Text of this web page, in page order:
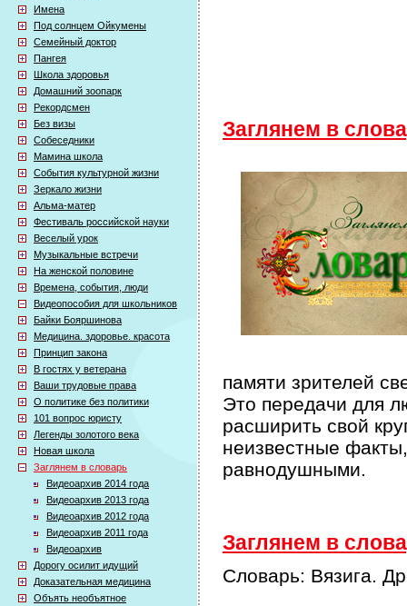
Имена
Под солнцем Ойкумены
Семейный доктор
Пангея
Школа здоровья
Домашний зоопарк
Рекордсмен
Без визы
Собеседники
Мамина школа
События культурной жизни
Зеркало жизни
Альма-матер
Фестиваль российской науки
Веселый урок
Музыкальные встречи
На женской половине
Времена, события, люди
Видеопособия для школьников
Байки Бояршинова
Медицина. здоровье. красота
Принцип закона
В гостях у ветерана
Ваши трудовые права
О политике без политики
101 вопрос юристу
Легенды золотого века
Новая школа
Заглянем в словарь
Видеоархив 2014 года
Видеоархив 2013 года
Видеоархив 2012 года
Видеоархив 2011 года
Видеоархив
Дорогу осилит идущий
Доказательная медицина
Объять необъятное
Заглянем в
памяти зрителей
Это передачи для
расширить свой
неизвестные
равнодушными.
Заглянем в
Словарь: Вязига.